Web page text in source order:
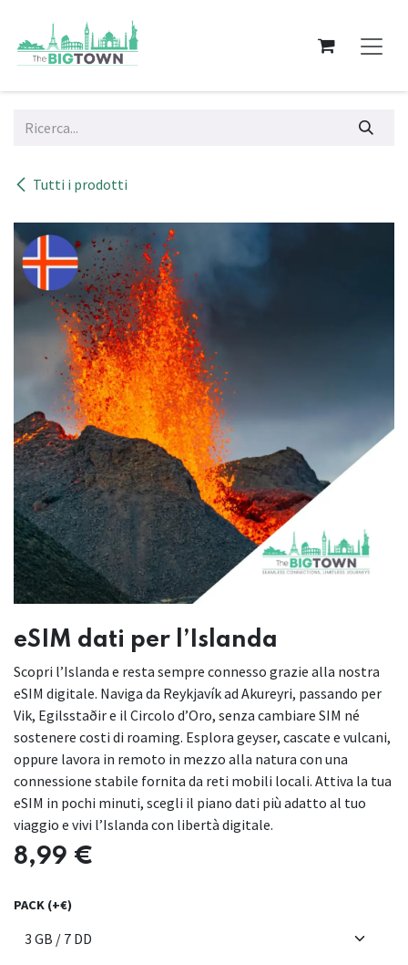
Tutti i prodotti
eSIM dati per l’Islanda
Scopri l’Islanda e resta sempre connesso grazie alla nostra
eSIM digitale. Naviga da Reykjavík ad Akureyri, passando per
Vik, Egilsstaðir e il Circolo d’Oro, senza cambiare SIM né
sostenere costi di roaming. Esplora geyser, cascate e vulcani,
oppure lavora in remoto in mezzo alla natura con una
connessione stabile fornita da reti mobili locali. Attiva la tua
eSIM in pochi minuti, scegli il piano dati più adatto al tuo
viaggio e vivi l’Islanda con libertà digitale.
8,99 €
PACK (+€)